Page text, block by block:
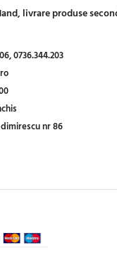
livrare produse
0736.344.203
nr 86